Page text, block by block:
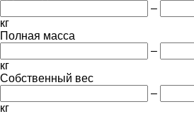
–
кг
Полная масса
–
кг
Собственный вес
–
кг